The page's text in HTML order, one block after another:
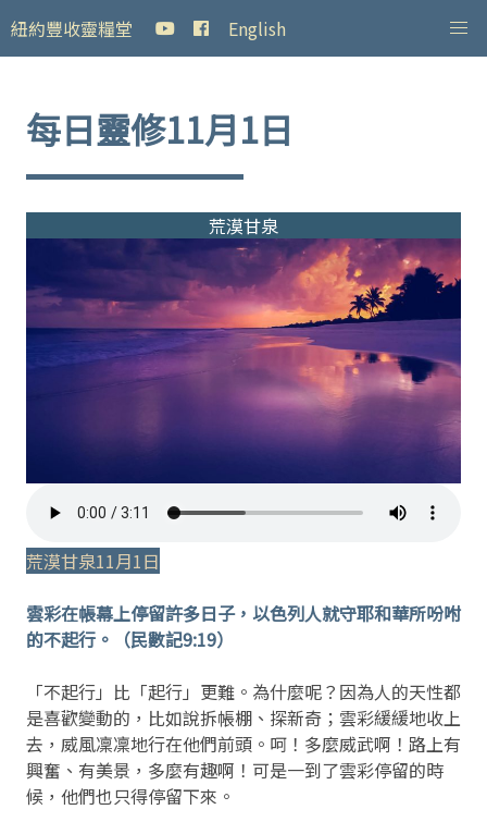
紐約豐收靈糧堂 English
每日靈修11月1日
荒漠甘泉
荒漠甘泉11月1日
雲彩在帳幕上停留許多日子，以色列人就守耶和華所吩咐
的不起行。（民數記9:19）
「不起行」比「起行」更難。為什麼呢？因為人的天性都
是喜歡變動的，比如說拆帳棚、探新奇；雲彩緩緩地收上
去，威風凜凜地行在他們前頭。呵！多麼威武啊！路上有
興奮、有美景，多麼有趣啊！可是一到了雲彩停留的時
候，他們也只得停留下來。